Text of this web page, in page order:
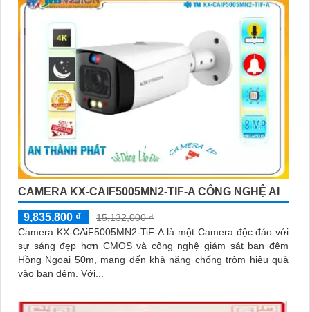
CAMERA KX-CAIF5005MN2-TIF-A CÔNG NGHỆ AI
9,835,800 ₫
15,132,000 ₫
Camera KX-CAiF5005MN2-TiF-A là một Camera độc đáo với
sự sáng đẹp hơn CMOS và công nghệ giám sát ban đêm
Hồng Ngoại 50m, mang đến khả năng chống trộm hiệu quả
vào ban đêm. Với...